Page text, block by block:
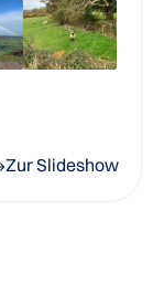
Zur Slideshow